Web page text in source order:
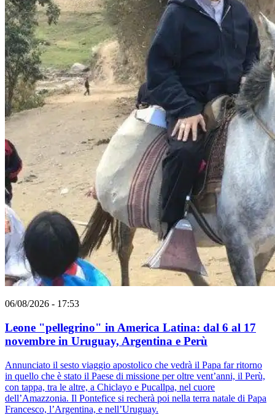
06/08/2026 - 17:53
Leone "pellegrino" in America Latina: dal 6 al 17
novembre in Uruguay, Argentina e Perù
Annunciato il sesto viaggio apostolico che vedrà il Papa far ritorno
in quello che è stato il Paese di missione per oltre vent’anni, il Perù,
con tappa, tra le altre, a Chiclayo e Pucallpa, nel cuore
dell’Amazzonia. Il Pontefice si recherà poi nella terra natale di Papa
Francesco, l’Argentina, e nell’Uruguay.